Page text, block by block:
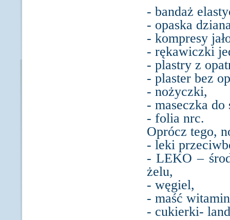
- bandaż
- opaska
- kompresy
- rękawiczki
- plastry z
- plaster bez
- nożyczki,
- maseczka do
- folia nrc.
Oprócz tego,
- leki
- LEKO –
żelu,
- węgiel,
- maść
- cukierki-